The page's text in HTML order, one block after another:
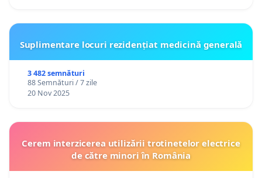
Suplimentare locuri rezidențiat medicină generală
3 482 semnături
88 Semnături / 7 zile
20 Nov 2025
Cerem interzicerea utilizării trotinetelor electrice
de către minori în România